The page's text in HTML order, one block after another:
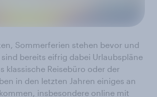
Sommerferien stehen bevor und
bereits eifrig dabei Urlaubspläne
klassische Reisebüro oder der
in den letzten Jahren einiges an
insbesondere online mit